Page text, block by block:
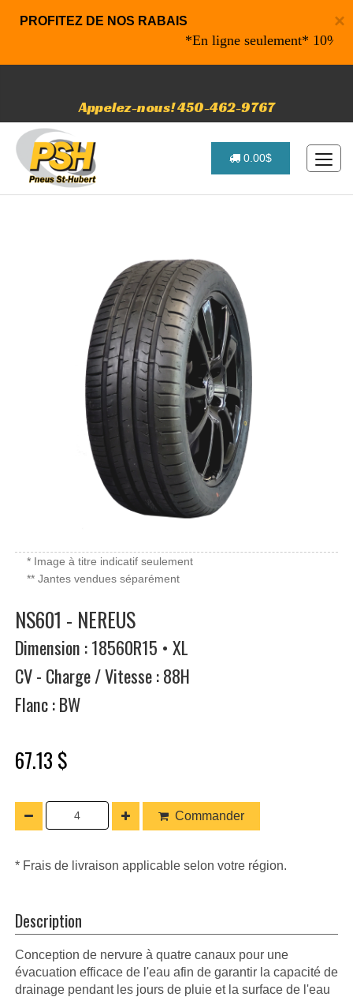
×
PROFITEZ DE NOS RABAIS
*En ligne seulement* 10% de
Appelez-nous! 450-462-9767
0.00$
* Image à titre indicatif seulement
** Jantes vendues séparément
NS601 - NEREUS
Dimension : 18560R15 • XL
CV - Charge / Vitesse : 88H
Flanc : BW
67.13 $
Commander
* Frais de livraison applicable selon votre région.
Description
Conception de nervure à quatre canaux pour une
évacuation efficace de l'eau afin de garantir la capacité de
drainage pendant les jours de pluie et la surface de l'eau